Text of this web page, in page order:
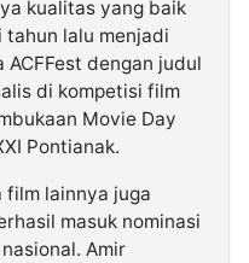
kualitas yang baik
lalu menjadi
dengan judul
di kompetisi film
Movie Day
Pontianak.
film lainnya juga
masuk nominasi
Amir